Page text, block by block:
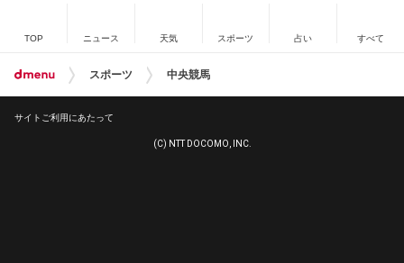
TOP ニュース 天気 スポーツ 占い すべて
スポーツ 中央競馬
サイトご利用にあたって
(C) NTT DOCOMO, INC.